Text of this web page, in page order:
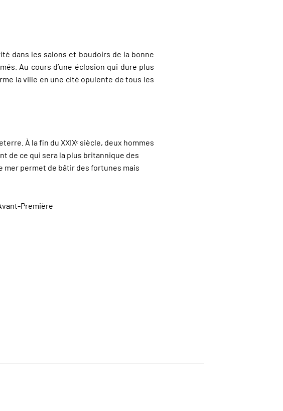
dans les salons et boudoirs de la bonne
Au cours d’une éclosion qui dure plus
la ville en une cité opulente de tous les
À la fin du XXIXᵉ siècle, deux hommes
de ce qui sera la plus britannique des
mer permet de bâtir des fortunes mais
Première